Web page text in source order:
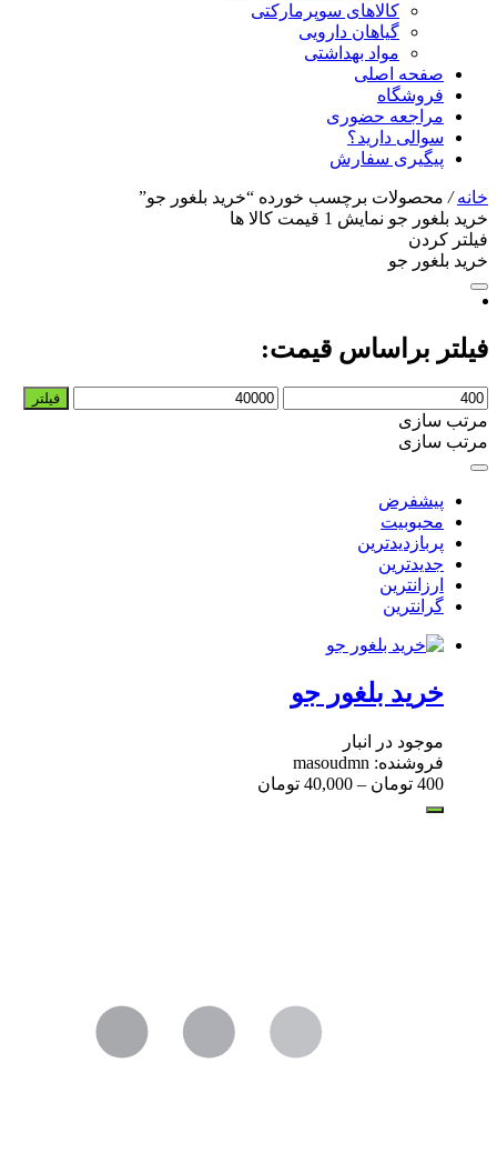
کالاهای سوپرمارکتی
گیاهان دارویی
مواد بهداشتی
صفحه اصلی
فروشگاه
مراجعه حضوری
سوالی دارید؟
پیگیری سفارش
خانه/ محصولات برچسب خورده “خرید بلغور جو”
خرید بلغور جو نمایش 1 قیمت کالا ها
فیلتر کردن
خرید بلغور جو
فیلتر براساس قیمت:
حداقل
قیمت
حداکثر
فیلتر
مرتب سازی
مرتب سازی
پیشفرض
محبوبیت
پربازدیدترین
جدیدترین
ارزانترین
گرانترین
خرید بلغور جو
موجود در انبار
فروشنده: masoudmn
400 تومان –
40,000 تومان